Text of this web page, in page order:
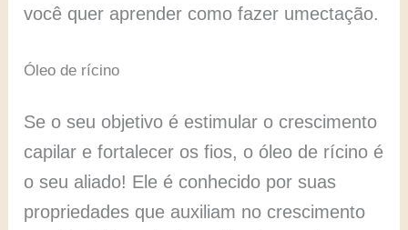
você quer aprender como fazer umectação.
Óleo de rícino
Se o seu objetivo é estimular o crescimento
capilar e fortalecer os fios, o óleo de rícino é
o seu aliado! Ele é conhecido por suas
propriedades que auxiliam no crescimento